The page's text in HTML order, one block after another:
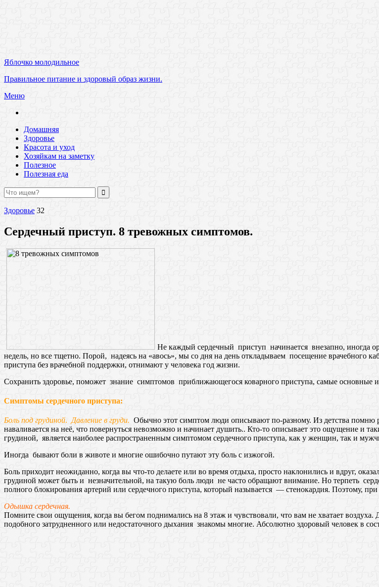
Яблочко молодильное
Правильное питание и здоровый образ жизни.
Меню
Домашняя
Здоровье
Красота и уход
Хозяйкам на заметку
Полезное
Полезная еда
Здоровье 32
Сердечный приступ. 8 тревожных симптомов.
Не каждый сердечный приступ начинается внезапно, иногда
недель, но все тщетно. Порой, надеясь на «авось», мы со дня на день откладываем посещение врачебного
приступа без врачебной поддержки, отнимают у человека год жизни.
Сохранить здоровье, поможет знание симптомов приближающегося коварного приступа, самые основные
Симптомы сердечного приступа:
Боль под грудиной. Давление в груди. Обычно этот симптом люди описывают по-разному. Из детства помню
наваливается на неё, что повернуться невозможно и начинает душить.. Кто-то описывает это ощущение и
грудиной, является наиболее распространенным симптомом сердечного приступа, как у женщин, так и
Иногда бывают боли в животе и многие ошибочно путают эту боль с изжогой.
Боль приходит неожиданно, когда вы что-то делаете или во время отдыха, просто наклонились и вдруг,
грудиной может быть и незначительной, на такую боль люди не часто обращают внимание. Но терпеть
полного блокирования артерий или сердечного приступа, который называется — стенокардия. Поэтому,
Одышка сердечная.
Помните свои ощущения, когда вы бегом поднимались на 8 этаж и чувствовали, что вам не хватает
подобного затрудненного или недостаточного дыхания знакомы многие. Абсолютно здоровый человек в